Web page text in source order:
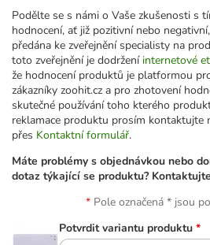
Podělte se s námi o Vaše zkušenosti s
hodnocení, ať již pozitivní nebo
předána ke zveřejnění specialisty na
toto zveřejnění je dodržení internetové
že hodnocení produktů je platformou
zákazníky zoohit.cz a pro zhotovení
skutečné používání toho kterého
reklamace produktu prosím kontaktujte
přes Kontaktní formulář.
Máte problémy s objednávkou nebo
dotaz týkající se produktu?
Pole označená * jsou
Potvrdit variantu produktu *